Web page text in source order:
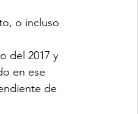
o incluso
del 2017 y
en ese
de